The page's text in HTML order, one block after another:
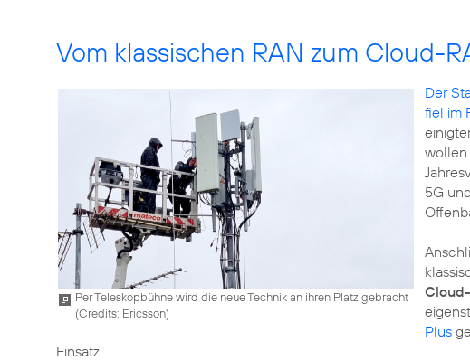
Vom klassischen RAN zum Cloud-
Per Teleskopbühne wird die neue Technik an ihren Platz gebracht
(Credits: Ericsson)
Der
fiel im
5G
Plus
Einsatz.